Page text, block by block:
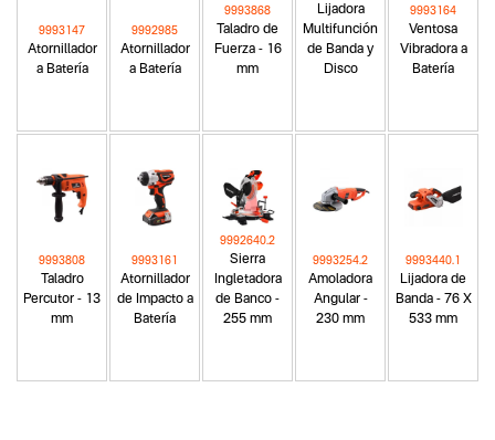
Atornillador
a Batería
9993147
Atornillador
a Batería
9992985
Taladro de
Fuerza - 16
mm
9993868
Lijadora
Multifunción
de Banda y
Disco
Ventosa
Vibradora a
Batería
9993164
Taladro
Percutor - 13
mm
9993808
Atornillador
de Impacto a
Batería
9993161
Sierra
Ingletadora
de Banco -
255 mm
9992640.2
Amoladora
Angular -
230 mm
9993254.2
Lijadora de
Banda - 76 X
533 mm
9993440.1